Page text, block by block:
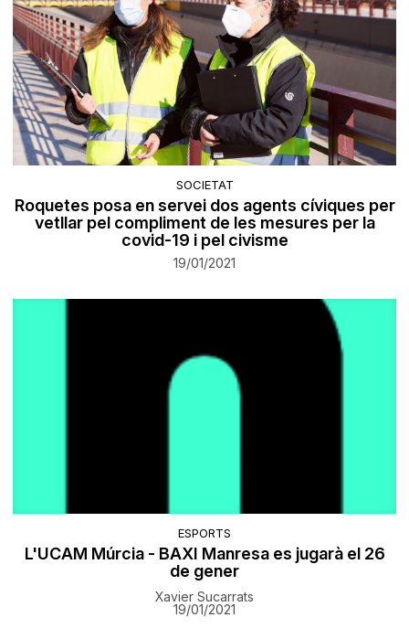
SOCIETAT
Roquetes posa en servei dos agents cíviques per
vetllar pel compliment de les mesures per la
covid-19 i pel civisme
19/01/2021
ESPORTS
L'UCAM Múrcia - BAXI Manresa es jugarà el 26
de gener
Xavier Sucarrats
19/01/2021